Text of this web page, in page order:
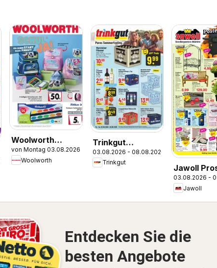
Woolworth
Prospekt zum
Schulstart
von Montag 03.08.2026
Woolworth
Trinkgut
Prospekt
03.08.2026 - 08.08.2026
Trinkgut
Jawoll
03.08.2026 -
Jawoll
Entdecken Sie die
besten Angebote